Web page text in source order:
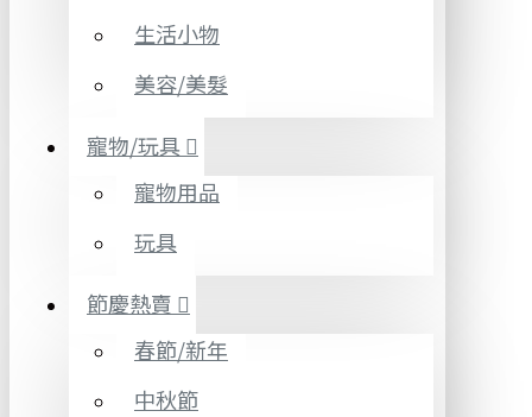
生活小物
美容/美髮
寵物/玩具
寵物用品
玩具
節慶熱賣
春節/新年
中秋節